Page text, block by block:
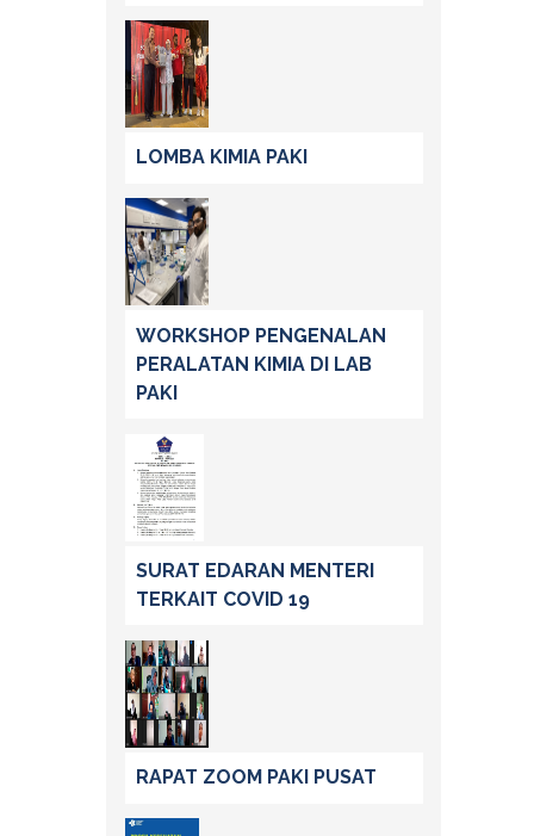
LOMBA KIMIA PAKI
WORKSHOP PENGENALAN
PERALATAN KIMIA DI LAB
PAKI
SURAT EDARAN MENTERI
TERKAIT COVID 19
RAPAT ZOOM PAKI PUSAT